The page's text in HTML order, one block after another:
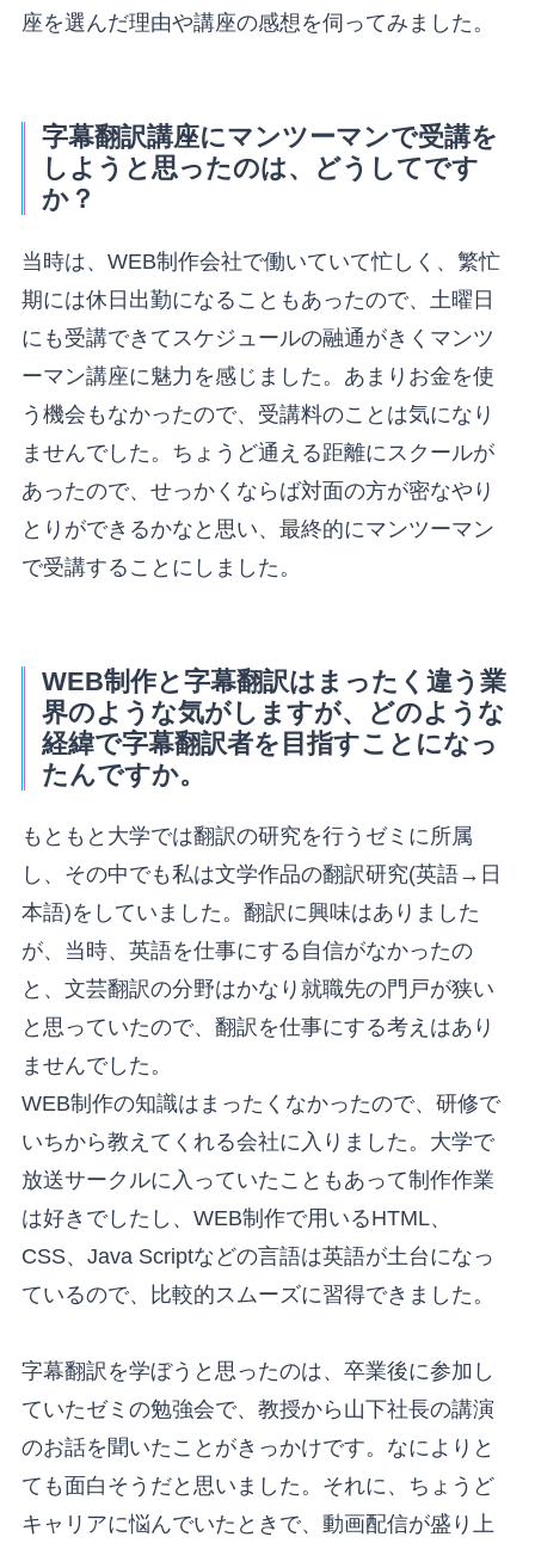
座を選んだ理由や講座の感想を伺ってみました。
字幕翻訳講座にマンツーマンで受講を
しようと思ったのは、どうしてです
か？
当時は、WEB制作会社で働いていて忙しく、繁忙
期には休日出勤になることもあったので、土曜日
にも受講できてスケジュールの融通がきくマンツ
ーマン講座に魅力を感じました。あまりお金を使
う機会もなかったので、受講料のことは気になり
ませんでした。ちょうど通える距離にスクールが
あったので、せっかくならば対面の方が密なやり
とりができるかなと思い、最終的にマンツーマン
で受講することにしました。
WEB制作と字幕翻訳はまったく違う業
界のような気がしますが、どのような
経緯で字幕翻訳者を目指すことになっ
たんですか。
もともと大学では翻訳の研究を行うゼミに所属
し、その中でも私は文学作品の翻訳研究(英語→日
本語)をしていました。翻訳に興味はありました
が、当時、英語を仕事にする自信がなかったの
と、文芸翻訳の分野はかなり就職先の門戸が狭い
と思っていたので、翻訳を仕事にする考えはあり
ませんでした。
WEB制作の知識はまったくなかったので、研修で
いちから教えてくれる会社に入りました。大学で
放送サークルに入っていたこともあって制作作業
は好きでしたし、WEB制作で用いるHTML、
CSS、Java Scriptなどの言語は英語が土台になっ
ているので、比較的スムーズに習得できました。
字幕翻訳を学ぼうと思ったのは、卒業後に参加し
ていたゼミの勉強会で、教授から山下社長の講演
のお話を聞いたことがきっかけです。なによりと
ても面白そうだと思いました。それに、ちょうど
キャリアに悩んでいたときで、動画配信が盛り上